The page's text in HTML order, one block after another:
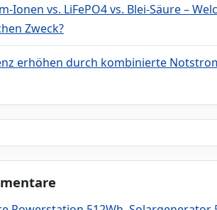
Ionen vs. LiFePO4 vs. Blei-Säure –
Zweck?
erhöhen durch kombinierte